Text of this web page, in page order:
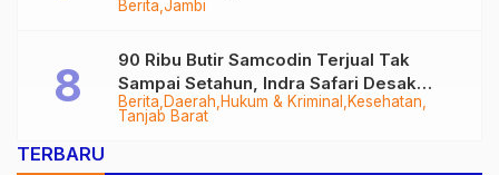
Berita Jambi
Tungkal-Jambi Mulus di 2028
Berita Daerah Hukum & Kriminal
Kesehatan
Tanjab Barat
90 Ribu Butir Samcodin Terjual Tak
Sampai Setahun, Indra Safari Desak
Audit Menyeluruh
TERBARU